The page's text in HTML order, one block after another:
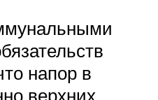
напор в
верхних